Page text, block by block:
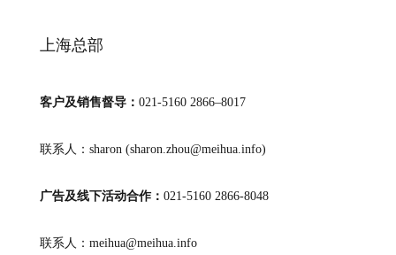
上海总部
客户及销售督导： 021-5160 2866–8017
联系人：sharon (sharon.zhou@meihua.info)
广告及线下活动合作： 021-5160 2866-8048
联系人：meihua@meihua.info